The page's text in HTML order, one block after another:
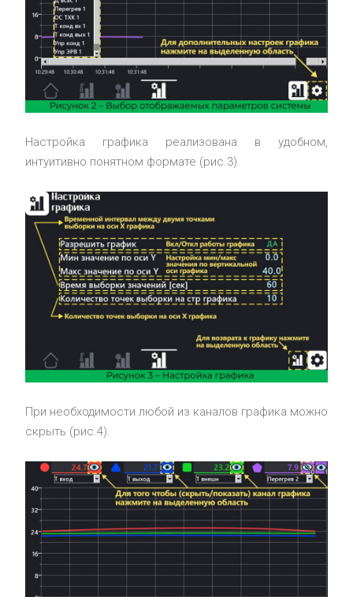
Настройка графика реализована в удобном,
интуитивно понятном формате (рис.3).
При необходимости любой из каналов графика можно
скрыть (рис.4).